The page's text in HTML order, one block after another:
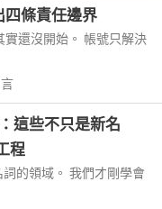
四條責任邊界
還沒開始。 帳號只解決
這些不只是新名
程
的領域。 我們才剛學會